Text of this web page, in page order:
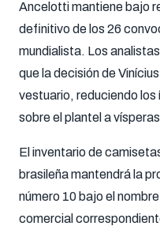
Ancelotti mantiene bajo
definitivo de los 26
mundialista. Los
que la decisión de
vestuario, reduciendo
sobre el plantel a
El inventario de
brasileña mantendrá la
número 10 bajo el
comercial